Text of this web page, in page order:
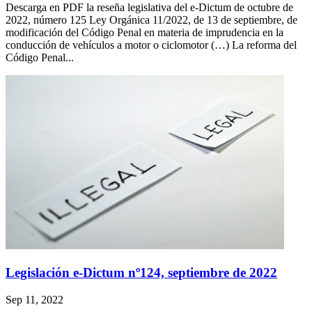
Descarga en PDF la reseña legislativa del e-Dictum de octubre de
2022, número 125 Ley Orgánica 11/2022, de 13 de septiembre, de
modificación del Código Penal en materia de imprudencia en la
conducción de vehículos a motor o ciclomotor (…) La reforma del
Código Penal...
Legislación e-Dictum nº124, septiembre de 2022
Sep 11, 2022